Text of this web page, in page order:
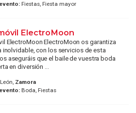
Fiestas, Fiesta mayor
ElectroMoon
ElectroMoon ElectroMoon os garantiza
inolvidable, con los servicios de esta
aseguráis que el baile de vuestra boda
en diversión ...
Zamora
Boda, Fiestas